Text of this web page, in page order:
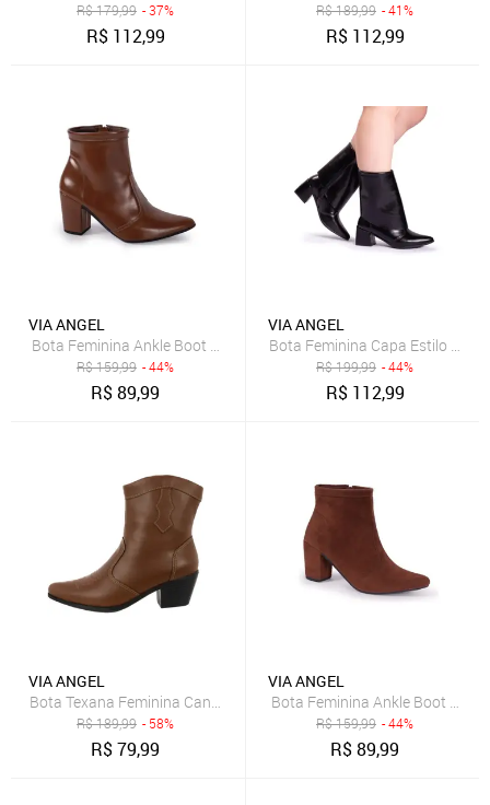
R$179,99 - 37%
R$ 112,99
R$189,99 - 41%
R$ 112,99
VIA ANGEL
Bota Feminina Ankle Boot Salto Grosso Cano Curto Bico Fino
R$159,99 - 44%
R$89,99
VIA ANGEL
R$199,99 - 44%
R$ 112,99
VIA ANGEL
R$189,99 - 58%
R$79,99
VIA ANGEL
Bota Feminina Ankle Boot
R$159,99 - 44%
R$89,99